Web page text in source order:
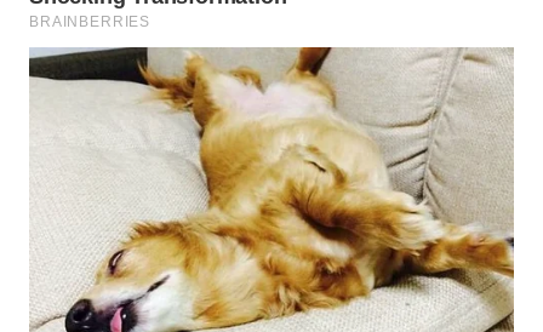
LABUANBAJO
WN
Media
WAHANA
NEWS